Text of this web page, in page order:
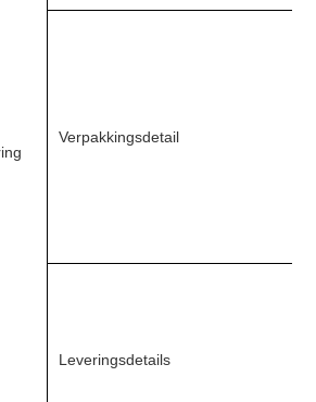
Verpakkingsdetail
Leveringsdetails